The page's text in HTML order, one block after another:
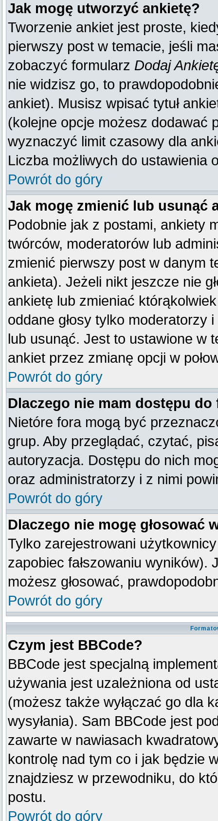
Jak mogę utworzyć ankietę?
Tworzenie ankiet jest proste,
pierwszy post w temacie, jeśli
zobaczyć formularz Dodaj
nie widzisz go, to
ankiet). Musisz wpisać tytuł
(kolejne opcje możesz dodawać
wyznaczyć limit czasowy dla
Liczba możliwych do ustawienia
Powrót do góry
Jak mogę zmienić lub usunąć
Podobnie jak z postami, ankiety
twórców, moderatorów lub
zmienić pierwszy post w danym
ankieta). Jeżeli nikt jeszcze nie
ankietę lub zmieniać
oddane głosy tylko moderatorzy
lub usunąć. Jest to ustawione w
ankiet przez zmianę opcji w
Powrót do góry
Dlaczego nie mam dostępu do
Nietóre fora mogą być
grup. Aby przeglądać, czytać,
autoryzacja. Dostępu do nich
oraz administratorzy i z nimi
Powrót do góry
Dlaczego nie mogę głosować
Tylko zarejestrowani
zapobiec fałszowaniu wyników).
możesz głosować,
Powrót do góry
Czym jest BBCode?
BBCode jest specjalną
używania jest uzależniona od
(możesz także wyłączać go dla
wysyłania). Sam BBCode jest
zawarte w nawiasach
kontrolę nad tym co i jak będzie
znajdziesz w przewodniku, do
postu.
Powrót do góry